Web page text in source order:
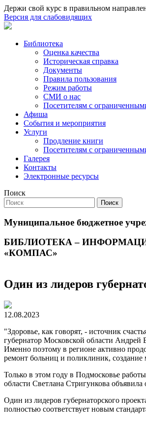
Держи свой курс в правильном
Версия для слабовидящих
Библиотека
Оценка качества
Историческая справка
Документы
Правила пользования
Режим работы
СМИ о нас
Посетителям с
Афиша
События и мероприятия
Услуги
Продление книги
Посетителям с
Галерея
Контакты
Электронные ресурсы
Поиск
Поиск
Муниципальное бюджетное
БИБЛИОТЕКА –
«КОМПАС»
Один из лидеров
12.08.2023
"Здоровье, как говорят, - источник
губернатор Московской области Андрей
Именно поэтому в регионе активно
ремонт больниц и поликлиник,
Только в этом году в Подмосковье
области Светлана Стригункова
Один из лидеров губернаторского
полностью соответствует новым